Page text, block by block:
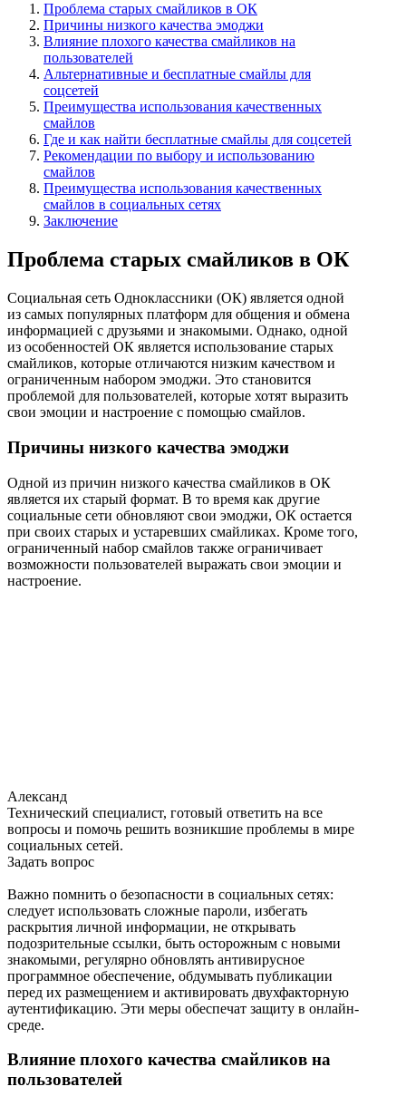
Проблема старых смайликов в ОК
Причины низкого качества эмоджи
Влияние плохого качества смайликов на
пользователей
Альтернативные и бесплатные смайлы для
соцсетей
Преимущества использования качественных
смайлов
Где и как найти бесплатные смайлы для соцсетей
Рекомендации по выбору и использованию
смайлов
Преимущества использования качественных
смайлов в социальных сетях
Заключение
Проблема старых смайликов в ОК
Социальная сеть Одноклассники (ОК) является одной
из самых популярных платформ для общения и обмена
информацией с друзьями и знакомыми. Однако, одной
из особенностей ОК является использование старых
смайликов, которые отличаются низким качеством и
ограниченным набором эмоджи. Это становится
проблемой для пользователей, которые хотят выразить
свои эмоции и настроение с помощью смайлов.
Причины низкого качества эмоджи
Одной из причин низкого качества смайликов в ОК
является их старый формат. В то время как другие
социальные сети обновляют свои эмоджи, ОК остается
при своих старых и устаревших смайликах. Кроме того,
ограниченный набор смайлов также ограничивает
возможности пользователей выражать свои эмоции и
настроение.
Александ
Технический специалист, готовый ответить на все
вопросы и помочь решить возникшие проблемы в мире
социальных сетей.
Задать вопрос
Важно помнить о безопасности в социальных сетях:
следует использовать сложные пароли, избегать
раскрытия личной информации, не открывать
подозрительные ссылки, быть осторожным с новыми
знакомыми, регулярно обновлять антивирусное
программное обеспечение, обдумывать публикации
перед их размещением и активировать двухфакторную
аутентификацию. Эти меры обеспечат защиту в онлайн-
среде.
Влияние плохого качества смайликов на
пользователей